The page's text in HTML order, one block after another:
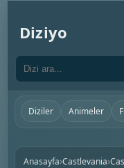
Diziyo
Diziler Animeler
Anasayfa›Castlevania›